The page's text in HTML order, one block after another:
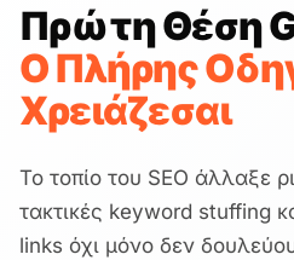
Πρώτη Θέση
Ο Πλήρης
Χρειάζεσαι
Το τοπίο του SEO άλλαξε
τακτικές keyword stuffing
links όχι μόνο δεν